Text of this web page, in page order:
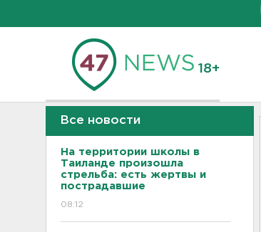
18+
Все новости
На территории школы в
Таиланде произошла
стрельба: есть жертвы и
пострадавшие
08:12